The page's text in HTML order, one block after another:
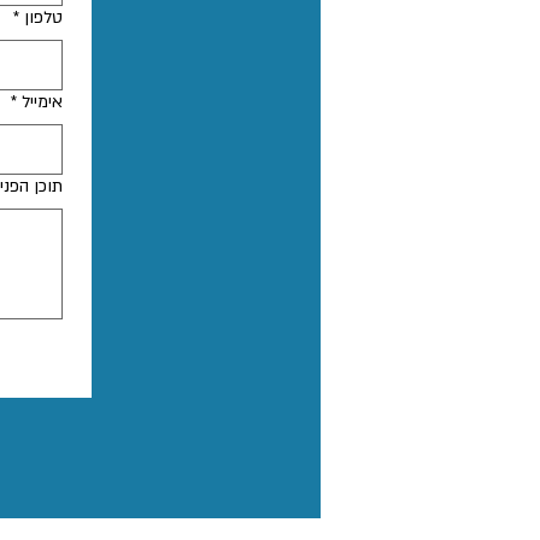
טלפון *
אימייל *
תוכן